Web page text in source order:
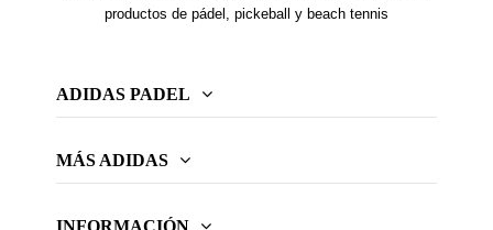
productos de pádel, pickeball y beach tennis
ADIDAS PADEL
MÁS ADIDAS
INFORMACIÓN